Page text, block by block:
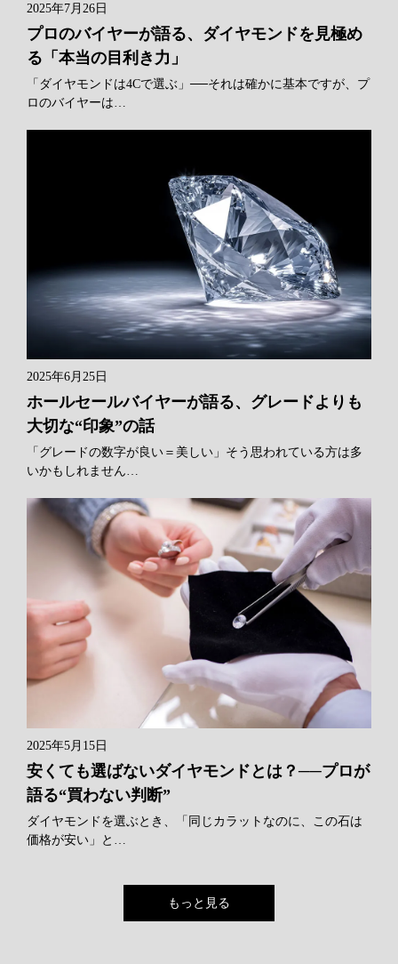
2025年7月26日
プロのバイヤーが語る、ダイヤモンドを見極め
る「本当の目利き力」
「ダイヤモンドは4Cで選ぶ」──それは確かに基本ですが、プ
ロのバイヤーは…
2025年6月25日
ホールセールバイヤーが語る、グレードよりも
大切な“印象”の話
「グレードの数字が良い＝美しい」そう思われている方は多
いかもしれません…
2025年5月15日
安くても選ばないダイヤモンドとは？──プロが
語る“買わない判断”
ダイヤモンドを選ぶとき、「同じカラットなのに、この石は
価格が安い」と…
もっと見る